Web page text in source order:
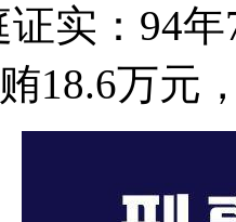
实：94
18.6万元